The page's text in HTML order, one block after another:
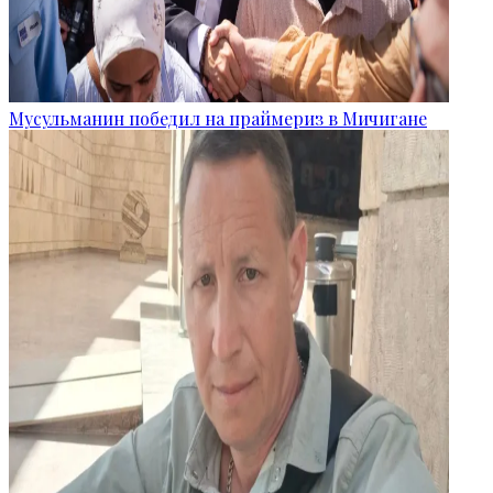
Мусульманин победил на праймериз в Мичигане